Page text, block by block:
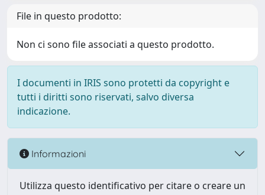
File in questo prodotto:
Non ci sono file associati a questo prodotto.
I documenti in IRIS sono protetti da copyright e
tutti i diritti sono riservati, salvo diversa
indicazione.
Informazioni
Utilizza questo identificativo per citare o creare un